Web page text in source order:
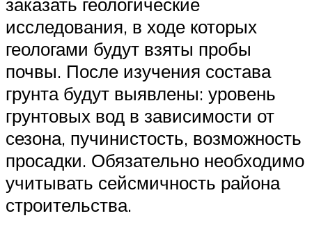
исследования, в ходе которых
геологами будут взяты пробы
почвы. После изучения состава
грунта будут выявлены: уровень
грунтовых вод в зависимости от
сезона, пучинистость, возможность
просадки. Обязательно необходимо
учитывать сейсмичность района
строительства.